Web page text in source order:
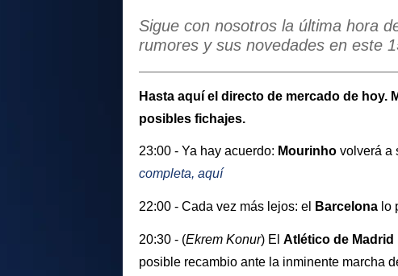
Sigue con nosotros la última hora
rumores y sus novedades en este
Hasta aquí el directo de mercado de hoy.
posibles fichajes.
23:00 - Ya hay acuerdo: Mourinho volverá a
completa, aquí
22:00 - Cada vez más lejos: el Barcelona lo
20:30 - (Ekrem Konur) El Atlético de Madrid
posible recambio ante la inminente marcha